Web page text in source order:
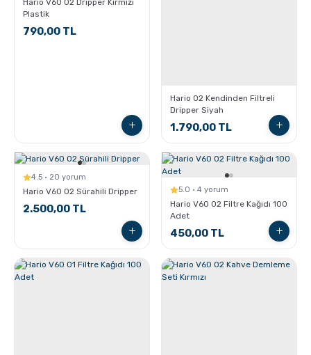
Hario V60 02 Dripper Kırmızı
Plastik
790,00 TL
Hario 02 Kendinden Filtreli
Dripper Siyah
1.790,00 TL
4.5 · 20 yorum
Hario V60 02 Sürahili Dripper
2.500,00 TL
5.0 · 4 yorum
Hario V60 02 Filtre Kağıdı 100
Adet
450,00 TL